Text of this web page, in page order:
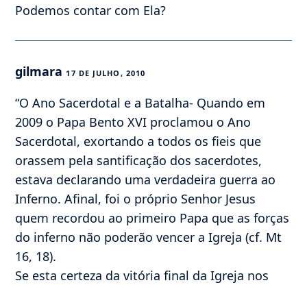
Podemos contar com Ela?
gilmara17 DE JULHO, 2010
“O Ano Sacerdotal e a Batalha- Quando em
2009 o Papa Bento XVI proclamou o Ano
Sacerdotal, exortando a todos os fieis que
orassem pela santificação dos sacerdotes,
estava declarando uma verdadeira guerra ao
Inferno. Afinal, foi o próprio Senhor Jesus
quem recordou ao primeiro Papa que as forças
do inferno não poderão vencer a Igreja (cf. Mt
16, 18).
Se esta certeza da vitória final da Igreja nos